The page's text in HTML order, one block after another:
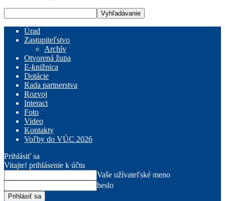
Úrad
Zastupiteľstvo
Archív
Otvorená župa
E-knižnica
Dotácie
Rada partnerstva
Rozvoj
Interact
Foto
Video
Kontakty
Voľby do VÚC 2026
Prihlásiť sa
Vitajte! prihlásenie k účtu
Vaše užívateľské meno
heslo